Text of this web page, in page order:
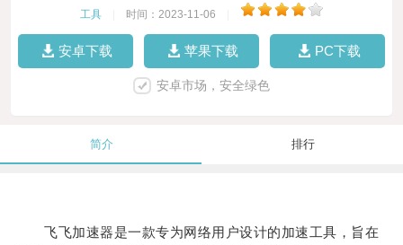
工具 时间：2023-11-06
安卓下载 苹果下载 PC下载
安卓市场，安全绿色
简介 排行
飞飞加速器是一款专为网络用户设计的加速工具，旨在